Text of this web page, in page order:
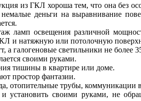
из ГКЛ хороша тем, что она без
немалые деньги на выравнивание
ламп освещения различной
и натяжную или потолочную
галогеновые светильники не более
своими руками.
тишины в квартире или доме.
простор фантазии.
отопительные трубы, коммуникации
установить своими руками, не